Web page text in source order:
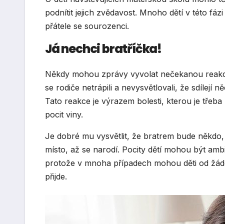
podnítit jejich zvědavost. Mnoho dětí v této
přátele se sourozenci.
Já nechci bratříčka!
Někdy mohou zprávy vyvolat nečekanou
se rodiče netrápili a nevysvětlovali, že sdílejí
Tato reakce je výrazem bolesti, kterou je
pocit viny.
Je dobré mu vysvětlit, že bratrem bude
místo, až se narodí. Pocity dětí mohou být
protože v mnoha případech mohou děti od
přijde.